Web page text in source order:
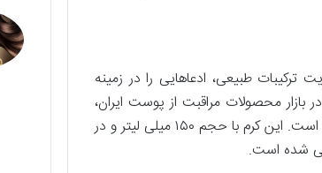
طبیعی، ادعاهایی را در زمینه
محصولات مراقبت از پوست ایران،
خود را به عنوان ارائه دهنده محصولاتی با کیفیت و قابل دسترس معرفی کرده است. این کرم با حجم ۱۵۰ میلی لیتر و در
شده است.